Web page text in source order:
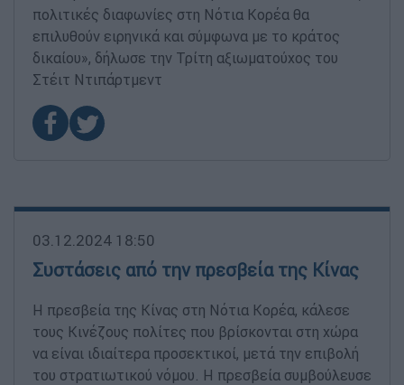
πολιτικές διαφωνίες στη Νότια Κορέα θα
επιλυθούν ειρηνικά και σύμφωνα με το κράτος
δικαίου», δήλωσε την Τρίτη αξιωματούχος του
Στέιτ Ντιπάρτμεντ
03.12.2024 18:50
Συστάσεις από την πρεσβεία της Κίνας
Η πρεσβεία της Κίνας στη Νότια Κορέα, κάλεσε
τους Κινέζους πολίτες που βρίσκονται στη χώρα
να είναι ιδιαίτερα προσεκτικοί, μετά την επιβολή
του στρατιωτικού νόμου. Η πρεσβεία συμβούλευσε